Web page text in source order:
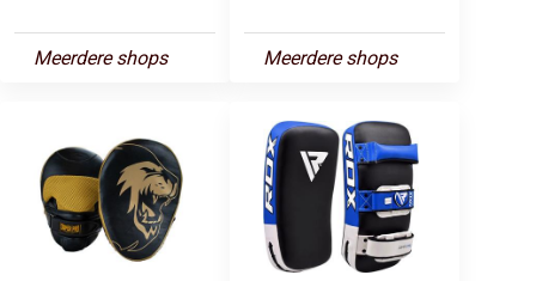
Meerdere shops Meerdere shops